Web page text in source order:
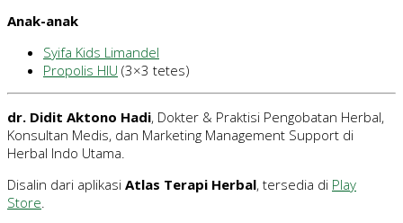
Anak-anak
Syifa Kids Limandel
Propolis HIU (3×3 tetes)
dr. Didit Aktono Hadi, Dokter & Praktisi Pengobatan Herbal,
Konsultan Medis, dan Marketing Management Support di
Herbal Indo Utama.
Disalin dari aplikasi Atlas Terapi Herbal, tersedia di Play
Store.